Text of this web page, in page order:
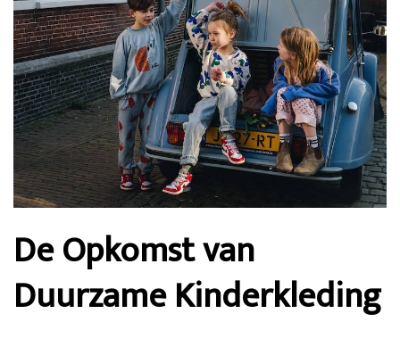
De Opkomst van
Duurzame Kinderkleding